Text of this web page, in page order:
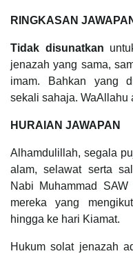
RINGKASAN
Tidak disunatkan
jenazah yang sama,
imam. Bahkan yang
sekali sahaja. WaAllahu
HURAIAN JAWAPAN
Alhamdulillah, segala
alam, selawat serta
Nabi Muhammad
mereka yang
hingga ke hari Kiamat.
Hukum solat jenazah